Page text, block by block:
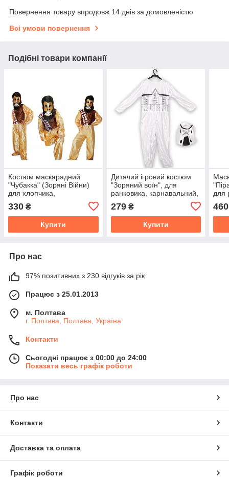
Повернення товару впродовж 14 днів за домовленістю
Всі умови повернення
Подібні товари компанії
Костюм маскарадний
"Чубакка" (Зоряні Війни)
для хлопчика,
для ранковика
330 ₴
Купити
Дитячий ігровий костюм
"Зоряний воїн", для
ранковика, карнавальний,
маскарадний, серія Зоряні
Війни
279₴
Купити
для
460
Про нас
97% позитивних з 230 відгуків за рік
Працює з 25.01.2013
м. Полтава
г. Полтава, Полтава, Україна
Контакти
Сьогодні працює з 00:00 до 24:00
Показати весь графік роботи
Про нас
Контакти
Доставка та оплата
Графік роботи